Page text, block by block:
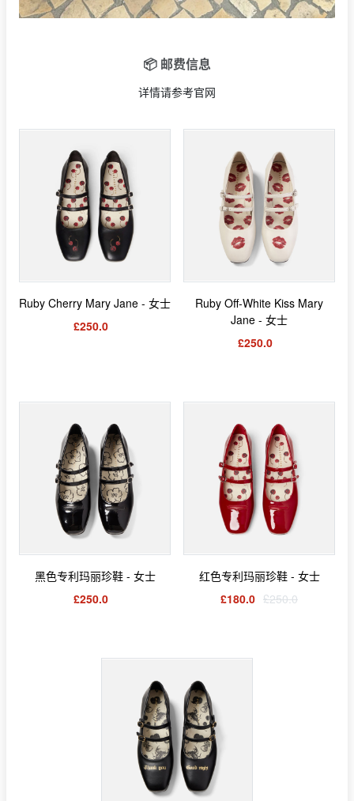
📦 邮费信息
详情请参考官网
Ruby Cherry Mary Jane - 女士
£250.0
Ruby Off-White Kiss Mary
Jane - 女士
£250.0
黑色专利玛丽珍鞋 - 女士
£250.0
红色专利玛丽珍鞋 - 女士
£180.0 £250.0